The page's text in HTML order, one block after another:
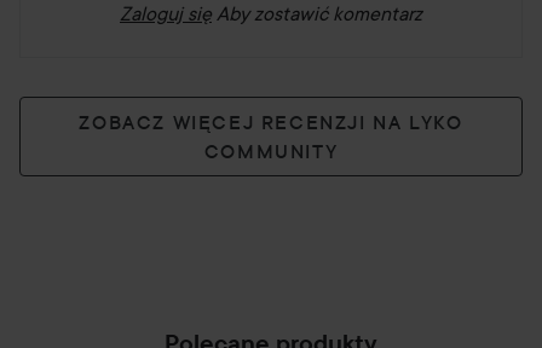
Zaloguj się Aby zostawić komentarz
ZOBACZ WIĘCEJ RECENZJI NA LYKO
COMMUNITY